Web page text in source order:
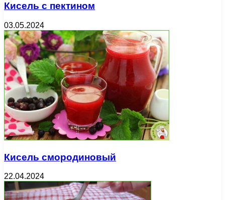
Кисель с пектином
03.05.2024
Кисель смородиновый
22.04.2024